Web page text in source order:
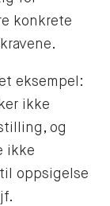
konkrete
eksempel:
ikke
og
ikke
oppsigelse